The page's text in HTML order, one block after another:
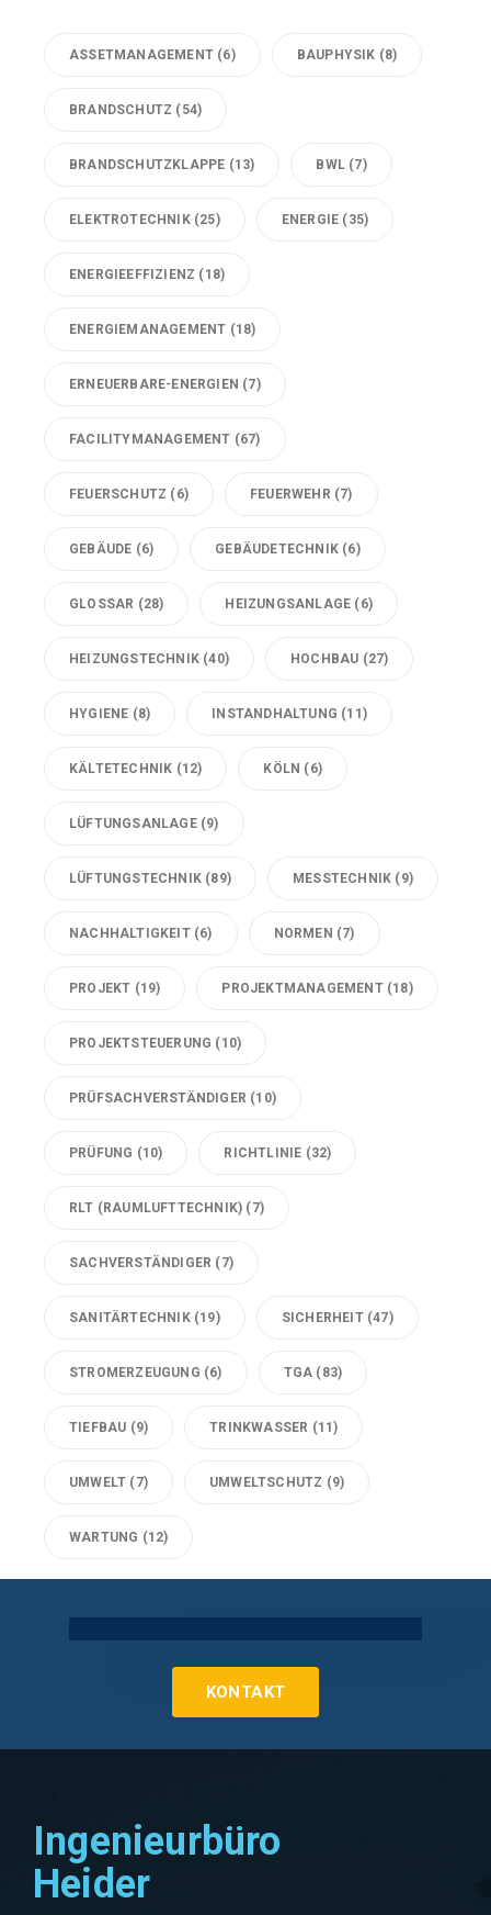
ASSETMANAGEMENT (6) BAUPHYSIK (8)
BRANDSCHUTZ (54)
BRANDSCHUTZKLAPPE (13) BWL (7)
ELEKTROTECHNIK(25) ENERGIE (35)
ENERGIEEFFIZIENZ (18)
ENERGIEMANAGEMENT (18)
ERNEUERBARE-ENERGIEN (7)
FACILITYMANAGEMENT (67)
FEUERSCHUTZ (6) FEUERWEHR (7)
GEBÄUDE (6) GEBÄUDETECHNIK (6)
GLOSSAR (28) HEIZUNGSANLAGE (6)
HEIZUNGSTECHNIK (40) HOCHBAU (27)
HYGIENE (8) INSTANDHALTUNG (11)
KÄLTETECHNIK (12) KÖLN (6)
LÜFTUNGSANLAGE(9)
LÜFTUNGSTECHNIK (89) MESSTECHNIK (9)
NACHHALTIGKEIT(6) NORMEN (7)
PROJEKT (19) PROJEKTMANAGEMENT(18)
PROJEKTSTEUERUNG (10)
PRÜFSACHVERSTÄNDIGER (10)
PRÜFUNG (10) RICHTLINIE (32)
RLT (RAUMLUFTTECHNIK) (7)
SACHVERSTÄNDIGER (7)
SANITÄRTECHNIK(19) SICHERHEIT(47)
STROMERZEUGUNG (6) TGA (83)
TIEFBAU (9) TRINKWASSER (11)
UMWELT (7) UMWELTSCHUTZ (9)
WARTUNG (12)
KONTAKT
Ingenieurbüro
Heider